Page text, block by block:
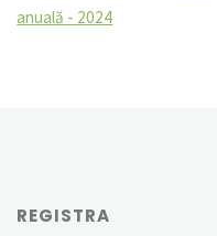
anuală - 2024
REGISTRA